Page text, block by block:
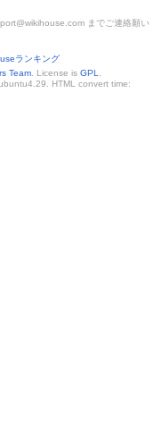
までご連絡願い
ランキング
Team . License is GPL
HTML convert time: